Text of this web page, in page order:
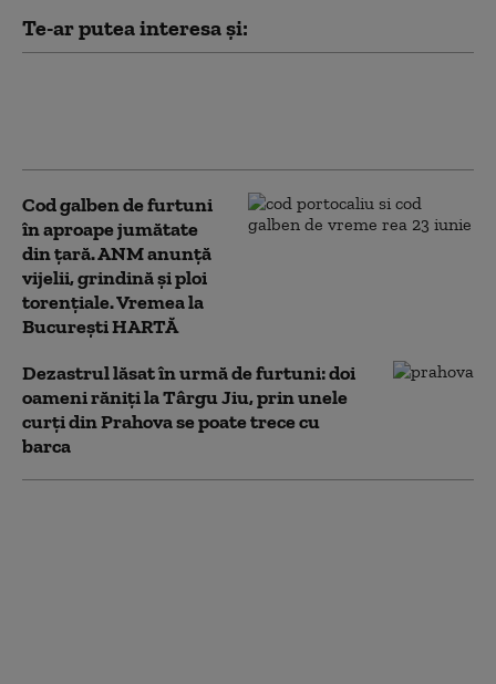
Te-ar putea interesa și:
Cod galben de furtuni
în aproape jumătate
din ţară. ANM anunță
vijelii, grindină și ploi
torențiale. Vremea la
București HARTĂ
Dezastrul lăsat în urmă de furtuni: doi
oameni răniți la Târgu Jiu, prin unele
curți din Prahova se poate trece cu
barca